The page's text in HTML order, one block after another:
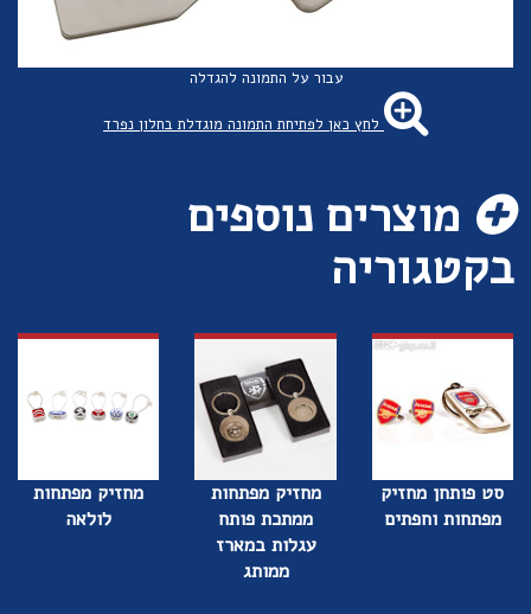
עבור על התמונה להגדלה
לחץ כאן לפתיחת התמונה מוגדלת בחלון נפרד
מוצרים נוספים
בקטגוריה
סט פותחן מחזיק
מפתחות וחפתים
מחזיק מפתחות
ממתכת פותח
עגלות במארז
ממותג
מחזיק מפתחות
לולאה